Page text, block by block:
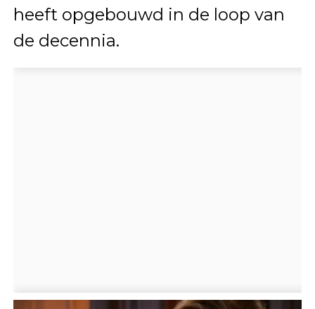
heeft opgebouwd in de loop van
de decennia.